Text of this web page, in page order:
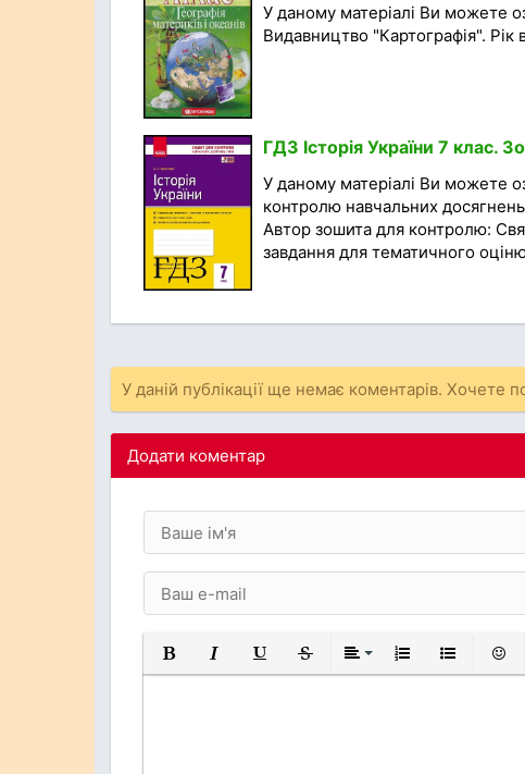
У даному матеріалі Ви можете
Видавництво "Картографія".
ГДЗ Історія України 7
У даному матеріалі Ви можете
контролю навчальних досягнень
Автор зошита для контролю:
завдання для тематичного
У даній публікації ще немає коментарів. Хочете
Додати коментар
ЖирнийКурсивПідкреслений
ЗакресленийВирівнювання
Нумерований